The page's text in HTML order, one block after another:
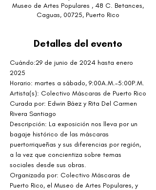
Museo de Artes Populares , 48 C. Betances,
Caguas, 00725, Puerto Rico
Detalles del evento
Cuándo:29 de junio de 2024 hasta enero
2025
Horario: martes a sábado, 9:00A.M.-5:00P.M.
Artista(s): Colectivo Máscaras de Puerto Rico
Curada por: Edwin Báez y Rita Del Carmen
Rivera Santiago
Descripción: La exposición nos lleva por un
bagaje histórico de las máscaras
puertorriqueñas y sus diferencias por región,
a la vez que concientiza sobre temas
sociales desde sus obras.
Organizada por: Colectivo Máscaras de
Puerto Rico, el Museo de Artes Populares, y